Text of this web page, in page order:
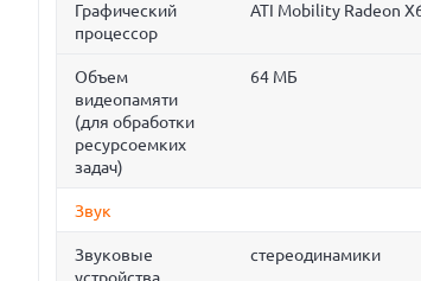
Графический
процессор
ATI Mobility Radeon
Объем
видеопамяти
(для обработки
ресурсоемких
задач)
64 МБ
Звук
Звуковые
стереодинамики